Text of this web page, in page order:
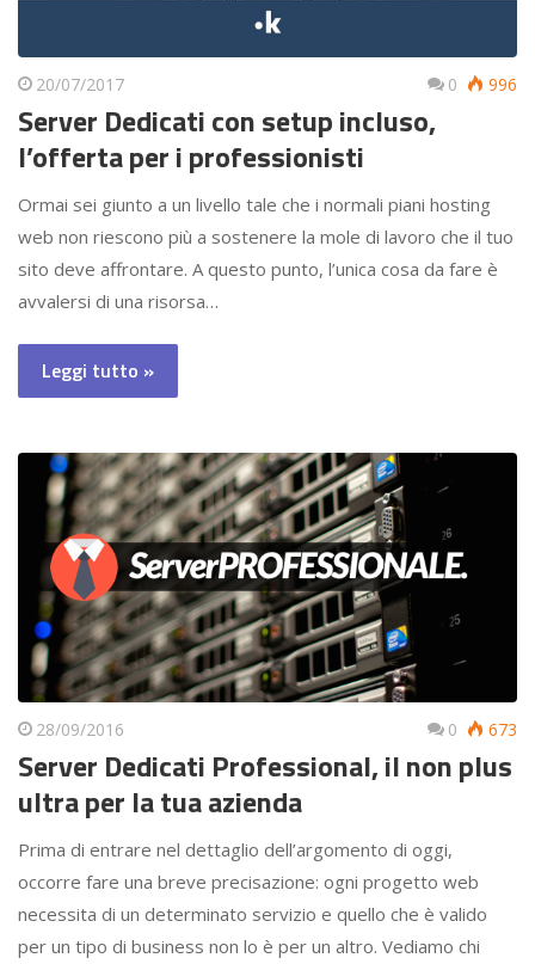
20/07/2017 0 996
Server Dedicati con setup incluso,
l’offerta per i professionisti
Ormai sei giunto a un livello tale che i normali piani hosting
web non riescono più a sostenere la mole di lavoro che il tuo
sito deve affrontare. A questo punto, l’unica cosa da fare è
avvalersi di una risorsa…
Leggi tutto »
28/09/2016 0 673
Server Dedicati Professional, il non plus
ultra per la tua azienda
Prima di entrare nel dettaglio dell’argomento di oggi,
occorre fare una breve precisazione: ogni progetto web
necessita di un determinato servizio e quello che è valido
per un tipo di business non lo è per un altro. Vediamo chi